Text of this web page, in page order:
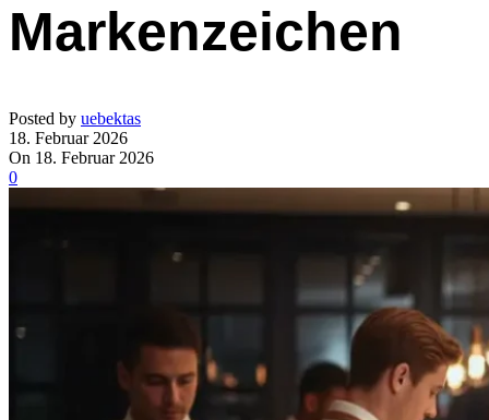
Markenzeichen
Posted by uebektas
18. Februar 2026
On 18. Februar 2026
0